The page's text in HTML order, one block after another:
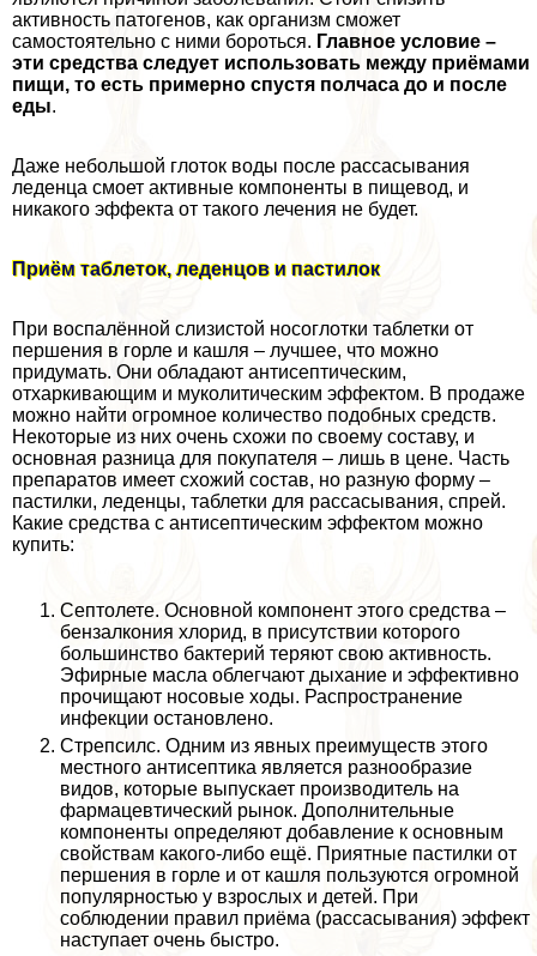
активность патогенов, как организм сможет
самостоятельно с ними бороться. Главное условие –
эти средства следует использовать между приёмами
пищи, то есть примерно спустя полчаса до и после
еды.
Даже небольшой глоток воды после рассасывания
леденца смоет активные компоненты в пищевод, и
никакого эффекта от такого лечения не будет.
Приём таблеток, леденцов и пастилок
При воспалённой слизистой носоглотки таблетки от
першения в горле и кашля – лучшее, что можно
придумать. Они обладают антисептическим,
отхаркивающим и муколитическим эффектом. В продаже
можно найти огромное количество подобных средств.
Некоторые из них очень схожи по своему составу, и
основная разница для покупателя – лишь в цене. Часть
препаратов имеет схожий состав, но разную форму –
пастилки, леденцы, таблетки для рассасывания, спрей.
Какие средства с антисептическим эффектом можно
купить:
Септолете. Основной компонент этого средства –
бензалкония хлорид, в присутствии которого
большинство бактерий теряют свою активность.
Эфирные масла облегчают дыхание и эффективно
прочищают носовые ходы. Распространение
инфекции остановлено.
Стрепсилс. Одним из явных преимуществ этого
местного антисептика является разнообразие
видов, которые выпускает производитель на
фармацевтический рынок. Дополнительные
компоненты определяют добавление к основным
свойствам какого-либо ещё. Приятные пастилки от
першения в горле и от кашля пользуются огромной
популярностью у взрослых и детей. При
соблюдении правил приёма (рассасывания) эффект
наступает очень быстро.